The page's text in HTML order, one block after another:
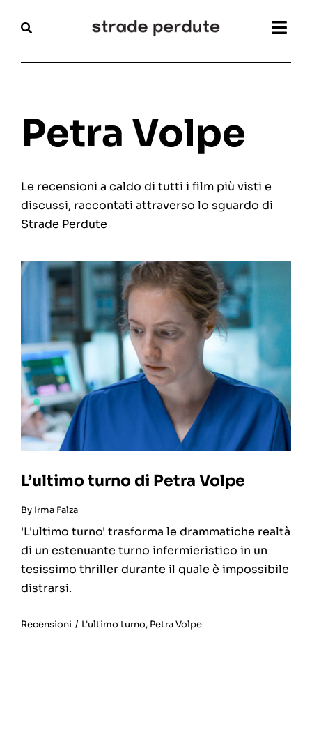
Magazine
Interviste
Articoli
Chi siamo
Petra Volpe
Le recensioni a caldo di tutti i film più visti e
discussi, raccontati attraverso lo sguardo di
Strade Perdute
L’ultimo turno di Petra Volpe
By Irma Falza
'L'ultimo turno' trasforma le drammatiche realtà
di un estenuante turno infermieristico in un
tesissimo thriller durante il quale è impossibile
distrarsi.
Recensioni / L'ultimo turno, Petra Volpe